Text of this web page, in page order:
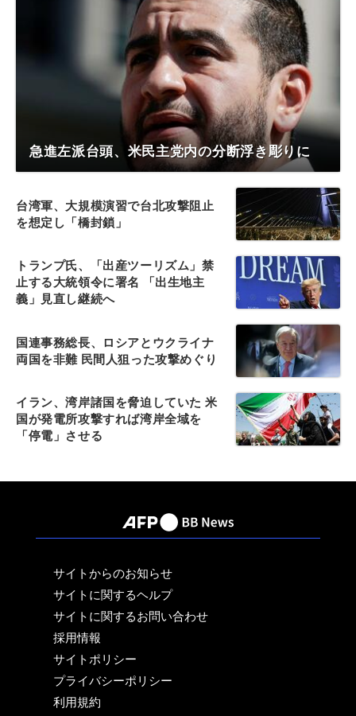
急進左派台頭、米民主党内の分断浮き彫りに
台湾軍、大規模演習で台北攻撃阻止
を想定し「橋封鎖」
トランプ氏、「出産ツーリズム」禁
止する大統領令に署名 「出生地主
義」見直し継続へ
国連事務総長、ロシアとウクライナ
両国を非難 民間人狙った攻撃めぐり
イラン、湾岸諸国を脅迫していた 米
国が発電所攻撃すれば湾岸全域を
「停電」させる
サイトからのお知らせ
サイトに関するヘルプ
サイトに関するお問い合わせ
採用情報
サイトポリシー
プライバシーポリシー
利用規約